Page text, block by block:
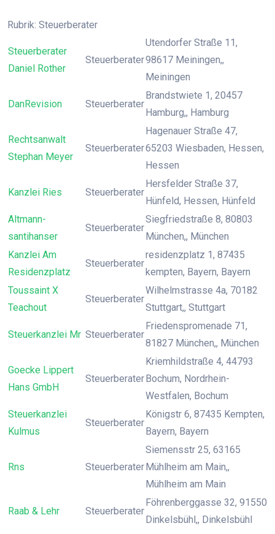
Rubrik: Steuerberater
Steuerberater
Daniel Rother
Steuerberater
Utendorfer Straße 11,
98617 Meiningen,,
Meiningen
DanRevision Steuerberater
Brandstwiete 1, 20457
Hamburg,, Hamburg
Rechtsanwalt
Stephan Meyer
Steuerberater
Hagenauer Straße 47,
65203 Wiesbaden, Hessen,
Hessen
Kanzlei Ries Steuerberater
Hersfelder Straße 37,
Hünfeld, Hessen, Hünfeld
Altmann-
santihanser
Steuerberater
Siegfriedstraße 8, 80803
München,, München
Kanzlei Am
Residenzplatz
Steuerberater
residenzplatz 1, 87435
kempten, Bayern, Bayern
Toussaint X
Teachout
Steuerberater
Wilhelmstrasse 4a, 70182
Stuttgart,, Stuttgart
Steuerkanzlei Mr Steuerberater
Friedenspromenade 71,
81827 München,, München
Goecke Lippert
Hans GmbH
Steuerberater
Kriemhildstraße 4, 44793
Bochum, Nordrhein-
Westfalen, Bochum
Steuerkanzlei
Kulmus
Steuerberater
Königstr 6, 87435 Kempten,
Bayern, Bayern
Rns Steuerberater
Siemensstr 25, 63165
Mühlheim am Main,,
Mühlheim am Main
Raab & Lehr Steuerberater
Föhrenberggasse 32, 91550
Dinkelsbühl,, Dinkelsbühl